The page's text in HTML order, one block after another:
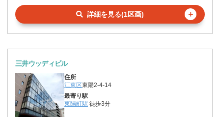
詳細を見る(1区画) ＋
三井ウッディビル
住所
江東区東陽2-4-14
最寄り駅
東陽町駅 徒歩3分